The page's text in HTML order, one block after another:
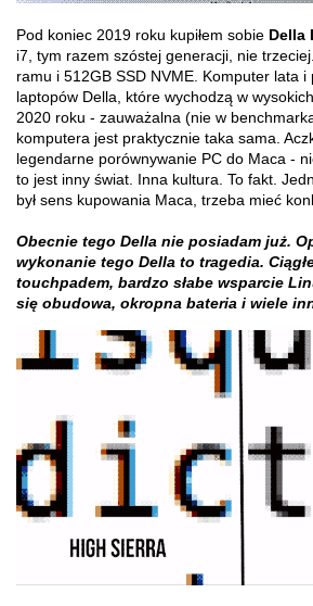
Pod koniec 2019 roku kupiłem sobie Della
i7, tym razem szóstej generacji, nie
ramu i 512GB SSD NVME. Komputer lata i
laptopów Della, które wychodzą w
2020 roku - zauważalna (nie w
komputera jest praktycznie taka sama.
legendarne porównywanie PC do Maca -
to jest inny świat. Inna kultura. To fakt.
był sens kupowania Maca, trzeba mieć
Obecnie tego Della nie posiadam już.
wykonanie tego Della to tragedia.
touchpadem, bardzo słabe wsparcie
się obudowa, okropna bateria i wiele